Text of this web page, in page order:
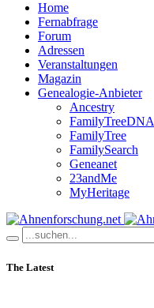
Home
Fernabfrage
Forum
Adressen
Veranstaltungen
Magazin
Genealogie-Anbieter
Ancestry
FamilyTreeDNA
FamilyTree
FamilySearch
Geneanet
23andMe
MyHeritage
The Latest